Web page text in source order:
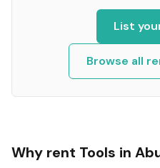
List
Browse all
Why rent Tools in